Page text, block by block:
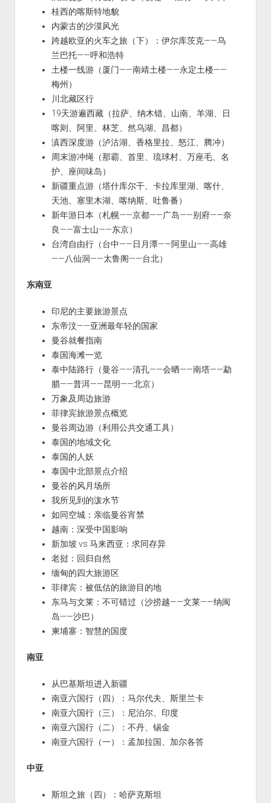
桂西的喀斯特地貌
内蒙古的沙漠风光
跨越欧亚的火车之旅（下）：伊尔库茨克——乌
兰巴托——呼和浩特
土楼一线游（厦门——南靖土楼——永定土楼——
梅州）
川北藏区行
19天游遍西藏（拉萨、纳木错、山南、羊湖、日
喀则、阿里、林芝、然乌湖、昌都）
滇西深度游（泸沽湖、香格里拉、怒江、腾冲）
周末游冲绳（那霸、首里、琉球村、万座毛、名
护、座间味岛）
新疆重点游（塔什库尔干、卡拉库里湖、喀什、
天池、塞里木湖、喀纳斯、吐鲁番）
新年游日本（札幌——京都——广岛——别府——奈
良——富士山——东京）
台湾自由行（台中——日月潭——阿里山——高雄
——八仙洞——太鲁阁——台北）
东南亚
印尼的主要旅游景点
东帝汶——亚洲最年轻的国家
曼谷就餐指南
泰国海滩一览
泰中陆路行（曼谷——清孔——会晒——南塔——勐
腊——普洱——昆明——北京）
万象及周边旅游
菲律宾旅游景点概览
曼谷周边游（利用公共交通工具）
泰国的地域文化
泰国的人妖
泰国中北部景点介绍
曼谷的风月场所
我所见到的泼水节
如同空城：亲临曼谷宵禁
越南：深受中国影响
新加坡 vs 马来西亚：求同存异
老挝：回归自然
缅甸的四大旅游区
菲律宾：被低估的旅游目的地
东马与文莱：不可错过（沙捞越——文莱——纳闽
岛——沙巴）
柬埔寨：智慧的国度
南亚
从巴基斯坦进入新疆
南亚六国行（四）：马尔代夫、斯里兰卡
南亚六国行（三）：尼泊尔、印度
南亚六国行（二）：不丹、锡金
南亚六国行（一）：孟加拉国、加尔各答
中亚
斯坦之旅（四）：哈萨克斯坦